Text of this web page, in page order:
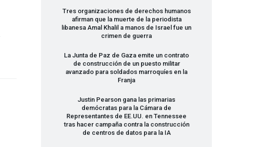
Tres organizaciones de derechos humanos
afirman que la muerte de la periodista
libanesa Amal Khalil a manos de Israel fue un
crimen de guerra
La Junta de Paz de Gaza emite un contrato
de construcción de un puesto militar
avanzado para soldados marroquíes en la
Franja
Justin Pearson gana las primarias
demócratas para la Cámara de
Representantes de EE.UU. en Tennessee
tras hacer campaña contra la construcción
de centros de datos para la IA